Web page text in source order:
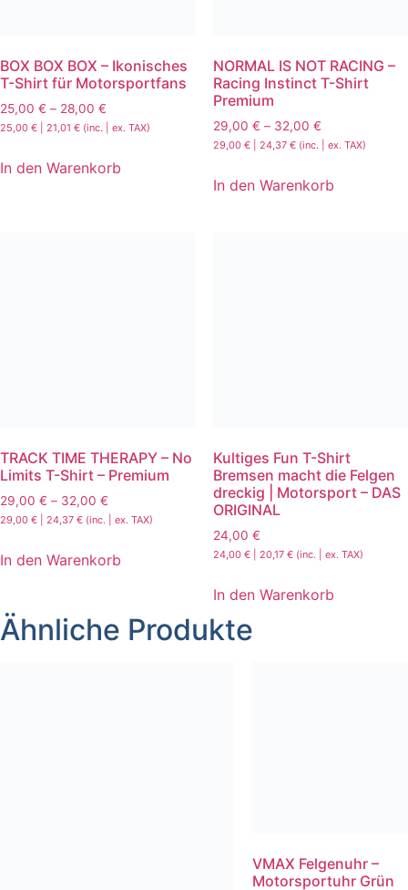
BOX BOX BOX – Ikonisches
T-Shirt für Motorsportfans
25,00 € – 28,00 €
25,00 € 21,01 € (inc. | ex. TAX)
In den Warenkorb
NORMAL IS NOT RACING –
Racing Instinct T-Shirt
Premium
29,00 € – 32,00 €
29,00 € 24,37 € (inc. | ex. TAX)
In den Warenkorb
TRACK TIME THERAPY – No
Limits T-Shirt – Premium
29,00 € – 32,00 €
29,00 € 24,37 € (inc. | ex. TAX)
In den Warenkorb
Kultiges Fun T-Shirt
Bremsen macht die Felgen
dreckig | Motorsport – DAS
ORIGINAL
24,00 €
24,00 € 20,17 € (inc. | ex. TAX)
In den Warenkorb
Ähnliche Produkte
VMAX Felgenuhr –
Motorsportuhr Grün